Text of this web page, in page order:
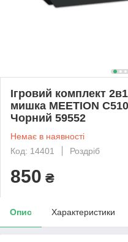
Ігровий комплект
мишка MEETION
Чорний 59552
Немає в наявності
Код: 14401
Роздріб
850 ₴
Опис Характеристики